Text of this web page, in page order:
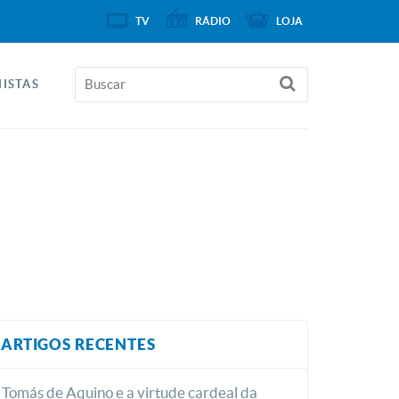
ARTIGOS RECENTES
Tomás de Aquino e a virtude cardeal da
TV RÁDIO LOJA